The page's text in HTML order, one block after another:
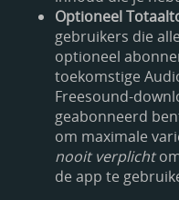
Optioneel
gebruikers die
optioneel
toekomstige
Freesound-
geabonneerd
om maximale
nooit verplicht
de app te